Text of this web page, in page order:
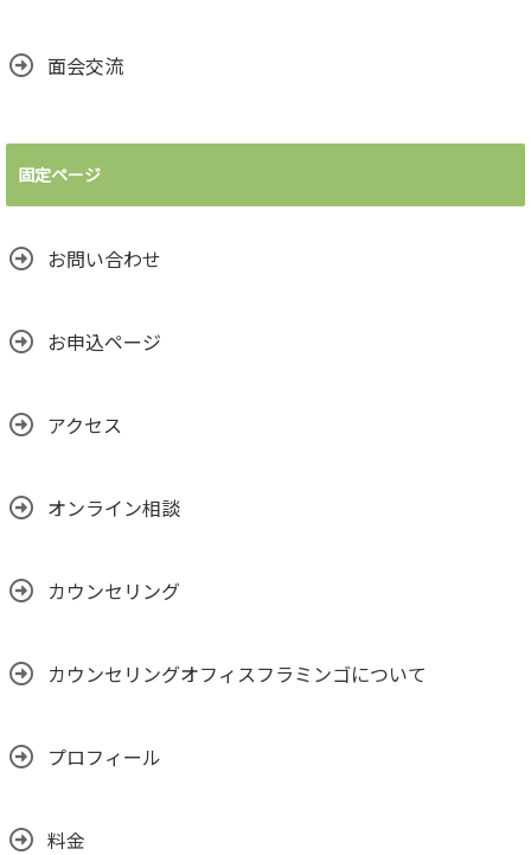
面会交流
固定ページ
お問い合わせ
お申込ページ
アクセス
オンライン相談
カウンセリング
カウンセリングオフィスフラミンゴについて
プロフィール
料金